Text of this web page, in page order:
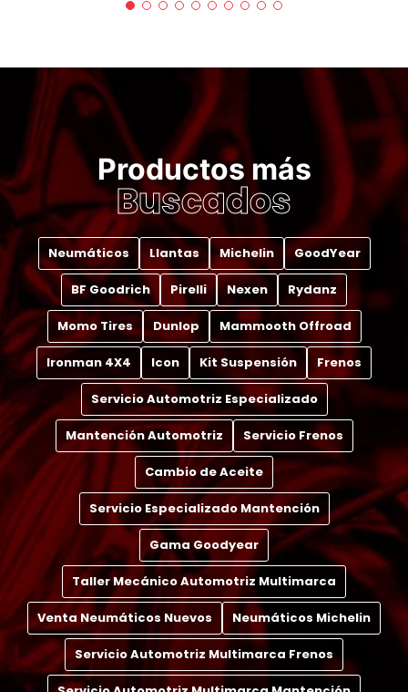
Productos más
Buscados
Neumáticos Llantas Michelin GoodYear
BF Goodrich Pirelli Nexen Rydanz
Momo Tires Dunlop Mammooth Offroad
Ironman 4X4 Icon Kit Suspensión Frenos
Servicio Automotriz Especializado
Mantención Automotriz Servicio Frenos
Cambio de Aceite
Servicio Especializado Mantención
Gama Goodyear
Taller Mecánico Automotriz Multimarca
Venta Neumáticos Nuevos Neumáticos Michelin
Servicio Automotriz Multimarca Frenos